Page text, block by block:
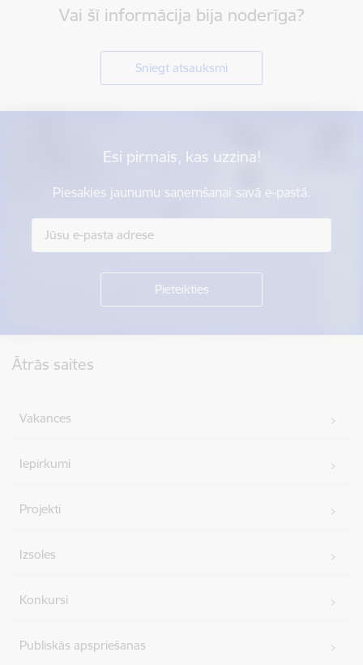
Vai šī informācija bija noderīga?
Sniegt atsauksmi
Esi pirmais, kas uzzina!
Piesakies jaunumu saņemšanai savā e-pastā.
Ātrās saites
Vakances
Iepirkumi
Projekti
Izsoles
Konkursi
Publiskās apspriešanas